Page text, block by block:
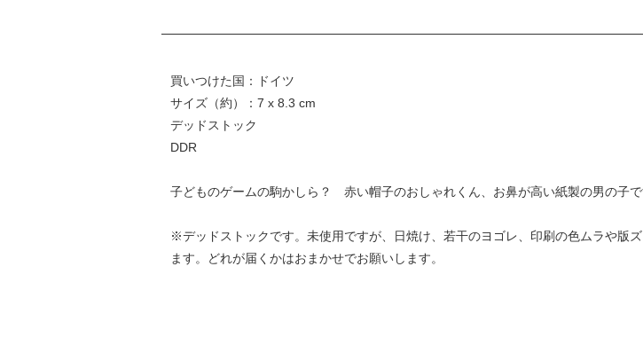
買いつけた国：ドイツ
サイズ（約）：7 x 8.3 cm
デッドストック
DDR
子どものゲームの駒かしら？ 赤い帽子のおしゃれくん、お鼻が高い紙製の男の子で
※デッドストックです。未使用ですが、日焼け、若干のヨゴレ、印刷の色ムラや版
ます。どれが届くかはおまかせでお願いします。